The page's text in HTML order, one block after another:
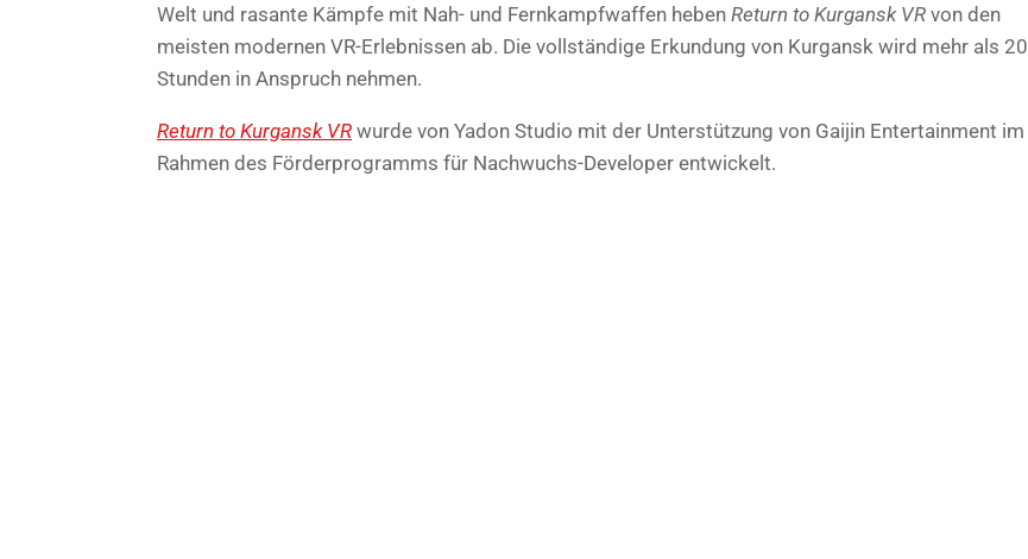
Welt und rasante Kämpfe mit Nah- und Fernkampfwaffen heben Return to Kurgansk VR von den
meisten modernen VR-Erlebnissen ab. Die vollständige Erkundung von Kurgansk wird mehr als 20
Stunden in Anspruch nehmen.
Return to Kurgansk VR wurde von Yadon Studio mit der Unterstützung von Gaijin Entertainment im
Rahmen des Förderprogramms für Nachwuchs-Developer entwickelt.